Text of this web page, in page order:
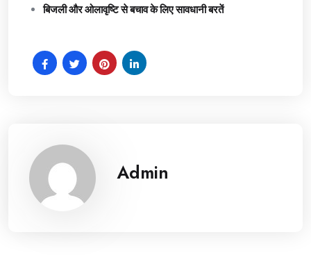
बिजली और ओलावृष्टि से बचाव के लिए सावधानी बरतें
Admin